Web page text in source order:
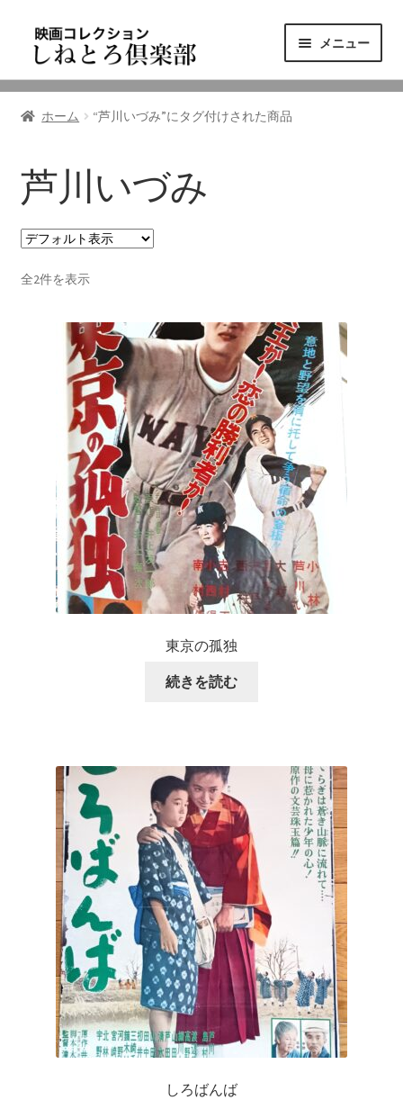
ゲ
シ
ン
へ
キ
プ
テ
ツ
ス
キ
プ
メニュー
ニュース
東三河の映画館
しねとろ倶楽部について
リンクの旅
ホーム “芦川いづみ”にタグ付けされた商品
芦川いづみ
全2件を表示
東京の孤独
続きを読む
しろばんば